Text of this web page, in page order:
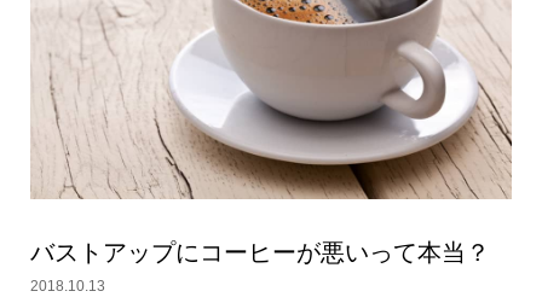
バストアップにコーヒーが悪いって本当？
2018.10.13